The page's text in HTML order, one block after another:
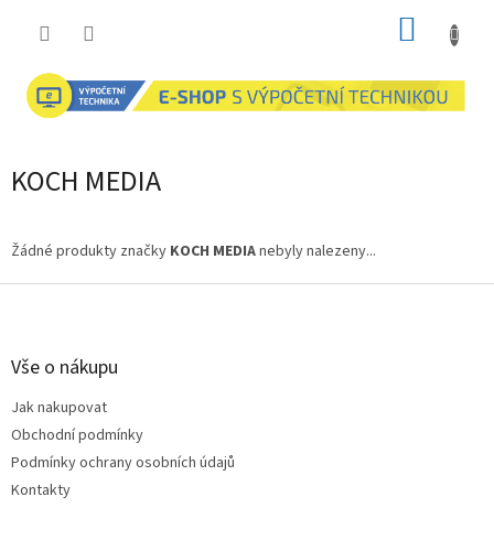
KOCH MEDIA
Žádné produkty značky KOCH MEDIAnebyly nalezeny...
Z
Vše o nákupu
Jak nakupovat
Obchodní podmínky
Podmínky ochrany osobních údajů
Kontakty